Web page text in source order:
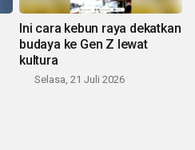
Ini cara kebun raya dekatkan
budaya ke Gen Z lewat
kultura
Selasa, 21 Juli 2026